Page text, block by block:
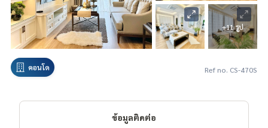
+11 รูป
คอนโด Ref no. CS-470S
ข้อมูลติดต่อ